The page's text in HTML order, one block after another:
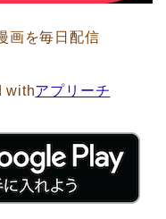
画を毎日配信
withアプリーチ